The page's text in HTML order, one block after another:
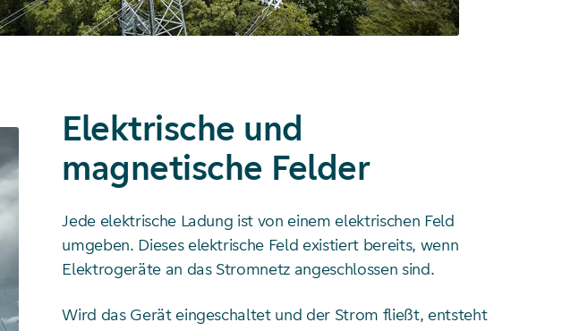
Elektrische und
magnetische Felder
Jede elektrische Ladung ist von einem elektrischen Feld
umgeben. Dieses elektrische Feld existiert bereits, wenn
Elektrogeräte an das Stromnetz angeschlossen sind.
Wird das Gerät eingeschaltet und der Strom fließt, entsteht